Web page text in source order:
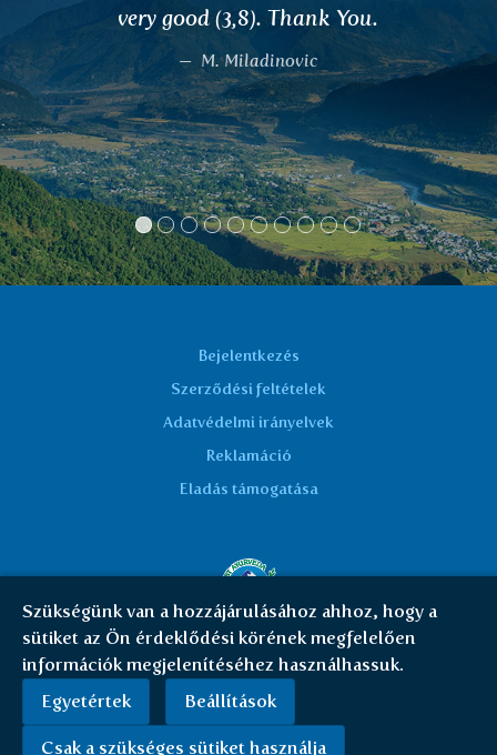
Szívaritmia problémám van, de a tea
segített. Nem érzem a szívritmuskihagyást
vagy egyenetlenséget, jól érzem magam.
Olga
Bejelentkezés
Szerződési feltételek
Adatvédelmi irányelvek
Reklamáció
Eladás támogatása
Cookies
Szükségünk van a hozzájárulásához ahhoz, hogy a
sütiket az Ön érdeklődési körének megfelelően
információk megjelenítéséhez használhassuk.
Egyetértek
Beállítások
Csak a szükséges sütiket használja